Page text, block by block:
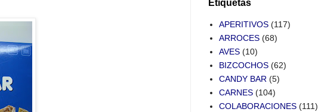
Etiquetas
APERITIVOS (117)
ARROCES (68)
AVES (10)
BIZCOCHOS (62)
CANDY BAR (5)
CARNES (104)
COLABORACIONES (111)